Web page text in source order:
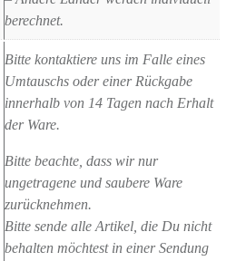
berechnet.
Bitte kontaktiere uns im Falle eines
Umtauschs oder einer Rückgabe
innerhalb von 14 Tagen nach Erhalt
der Ware.
Bitte beachte, dass wir nur
ungetragene und saubere Ware
zurücknehmen.
Bitte sende alle Artikel, die Du nicht
behalten möchtest in einer Sendung